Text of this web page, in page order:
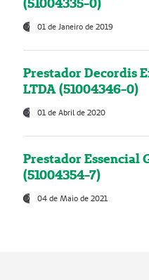
01 de Janeiro de 2019
Prestador Decordis
LTDA (51004346-0)
01 de Abril de 2020
Prestador Essencial
(51004354-7)
04 de Maio de 2021